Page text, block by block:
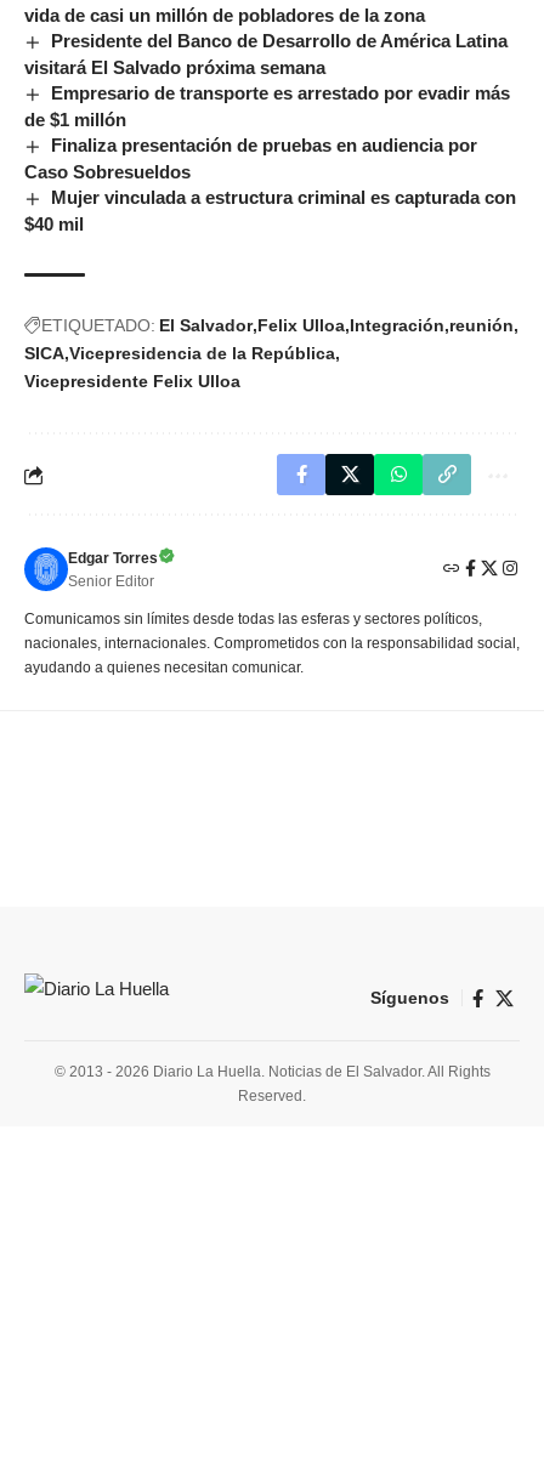
vida de casi un millón de pobladores de la zona
Presidente del Banco de Desarrollo de América Latina
visitará El Salvado próxima semana
Empresario de transporte es arrestado por evadir más
de $1 millón
Finaliza presentación de pruebas en audiencia por
Caso Sobresueldos
Mujer vinculada a estructura criminal es capturada con
$40 mil
ETIQUETADO: El Salvador Felix Ulloa Integración reunión
SICA Vicepresidencia de la República
Vicepresidente Felix Ulloa
Edgar Torres
Senior Editor
Comunicamos sin límites desde todas las esferas y sectores políticos,
nacionales, internacionales. Comprometidos con la responsabilidad social,
ayudando a quienes necesitan comunicar.
Síguenos
© 2013 - 2026 Diario La Huella. Noticias de El Salvador. All Rights
Reserved.